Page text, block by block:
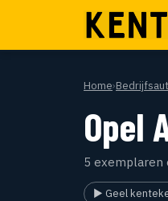
Home›
Opel
5 exemplaren
▶ Geel